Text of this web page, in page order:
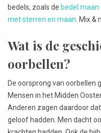
bedels, zoals de bedel maan
met sterren en maan . Mix &
Wat is de
oorbellen?
De oorsprong van oorbellen
Mensen in het Midden
Anderen zagen daardoor
geloof hadden. Men dacht